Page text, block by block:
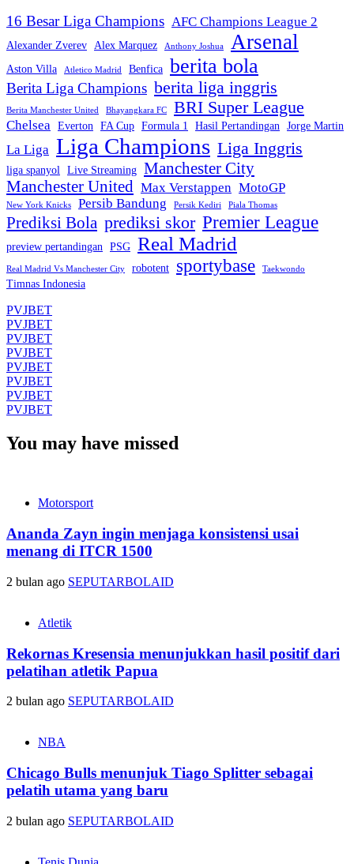
16 Besar Liga Champions AFC Champions League 2
Alexander Zverev Alex Marquez Anthony Joshua Arsenal
Aston Villa Atletico Madrid Benfica berita bola
Berita Liga Champions berita liga inggris
Berita Manchester United Bhayangkara FC BRI Super League
Chelsea Everton FA Cup Formula 1 Hasil Pertandingan Jorge Martin
La Liga Liga Champions Liga Inggris
liga spanyol Live Streaming Manchester City
Manchester United Max Verstappen MotoGP
New York Knicks Persib Bandung Persik Kediri Piala Thomas
Prediksi Bola prediksi skor Premier League
preview pertandingan PSG Real Madrid
Real Madrid Vs Manchester City robotent sportybase Taekwondo
Timnas Indonesia
PVJBET
PVJBET
PVJBET
PVJBET
PVJBET
PVJBET
PVJBET
PVJBET
You may have missed
Motorsport
Ananda Zayn ingin menjaga konsistensi usai
menang di ITCR 1500
2 bulan ago SEPUTARBOLAID
Atletik
Rekornas Kresensia menunjukkan hasil positif dari
pelatihan atletik Papua
2 bulan ago SEPUTARBOLAID
NBA
Chicago Bulls menunjuk Tiago Splitter sebagai
pelatih utama yang baru
2 bulan ago SEPUTARBOLAID